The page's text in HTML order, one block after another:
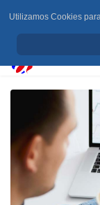
Utilizamos Cookies